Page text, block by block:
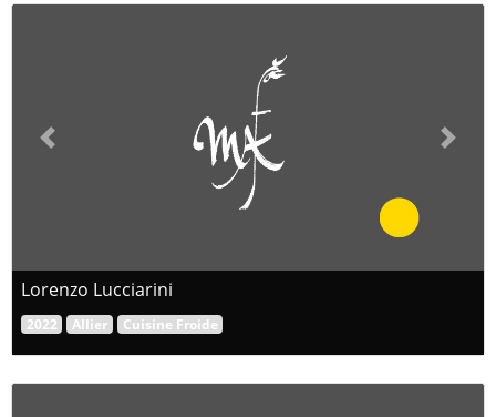
Previous Next
Lorenzo Lucciarini
2022 Allier Cuisine Froide